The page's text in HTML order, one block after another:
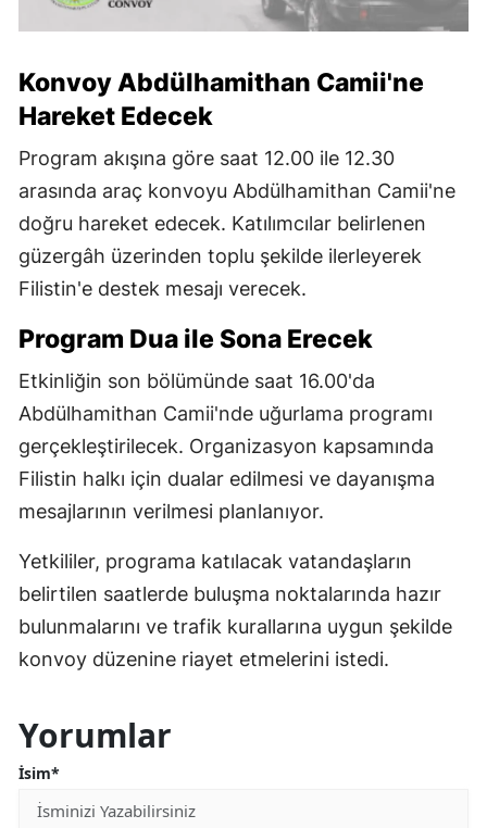
Konvoy Abdülhamithan Camii'ne
Hareket Edecek
Program akışına göre saat 12.00 ile 12.30
arasında araç konvoyu Abdülhamithan Camii'ne
doğru hareket edecek. Katılımcılar belirlenen
güzergâh üzerinden toplu şekilde ilerleyerek
Filistin'e destek mesajı verecek.
Program Dua ile Sona Erecek
Etkinliğin son bölümünde saat 16.00'da
Abdülhamithan Camii'nde uğurlama programı
gerçekleştirilecek. Organizasyon kapsamında
Filistin halkı için dualar edilmesi ve dayanışma
mesajlarının verilmesi planlanıyor.
Yetkililer, programa katılacak vatandaşların
belirtilen saatlerde buluşma noktalarında hazır
bulunmalarını ve trafik kurallarına uygun şekilde
konvoy düzenine riayet etmelerini istedi.
Yorumlar
İsim*